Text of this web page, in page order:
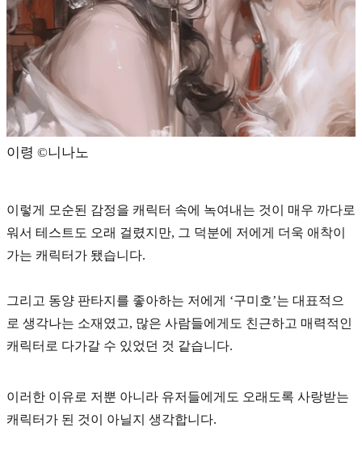
이령 ©️니나노
이렇게 모순된 감정을 캐릭터 속에 녹여내는 것이 매우 까다로
워서 테스트도 오래 걸렸지만, 그 덕분에 저에게 더욱 애착이
가는 캐릭터가 됐습니다.
그리고 동양 판타지를 좋아하는 저에게 ‘구미호’는 대표적으
로 생각나는 소재였고, 많은 사람들에게도 친근하고 매력적인
캐릭터로 다가갈 수 있었던 것 같습니다.
이러한 이유로 저뿐 아니라 유저들에게도 오래도록 사랑받는
캐릭터가 된 것이 아닐지 생각합니다.